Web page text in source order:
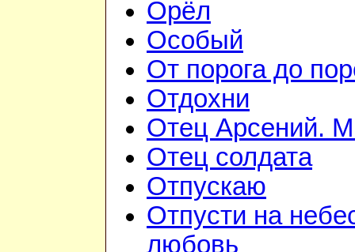
Орёл
Особый
От порога до
Отдохни
Отец Арсений.
Отец солдата
Отпускаю
Отпусти на
любовь